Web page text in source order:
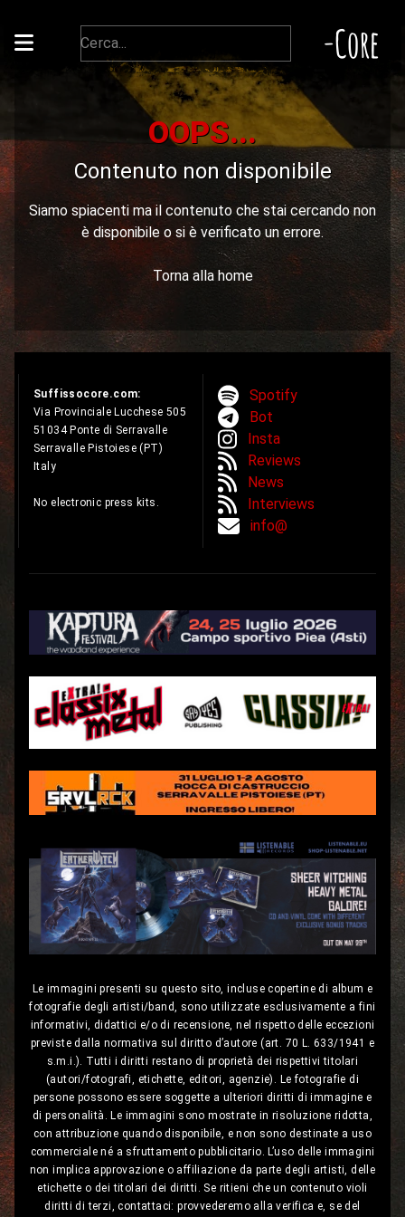
-Core
OOPS...
Contenuto non disponibile
Siamo spiacenti ma il contenuto che stai cercando non
è disponibile o si è verificato un errore.
Torna alla home
Suffissocore.com:
Via Provinciale Lucchese 505
51034 Ponte di Serravalle
Serravalle Pistoiese (PT)
Italy
No electronic press kits.
Spotify
Bot
Insta
Reviews
News
Interviews
info@
Le immagini presenti su questo sito, incluse copertine di album e
fotografie degli artisti/band, sono utilizzate esclusivamente a fini
informativi, didattici e/o di recensione, nel rispetto delle eccezioni
previste dalla normativa sul diritto d’autore (art. 70 L. 633/1941 e
s.m.i.). Tutti i diritti restano di proprietà dei rispettivi titolari
(autori/fotografi, etichette, editori, agenzie). Le fotografie di
persone possono essere soggette a ulteriori diritti di immagine e
di personalità. Le immagini sono mostrate in risoluzione ridotta,
con attribuzione quando disponibile, e non sono destinate a uso
commerciale né a sfruttamento pubblicitario. L’uso delle immagini
non implica approvazione o affiliazione da parte degli artisti, delle
etichette o dei titolari dei diritti. Se ritieni che un contenuto violi
diritti di terzi, contattaci: provvederemo alla verifica e, se del